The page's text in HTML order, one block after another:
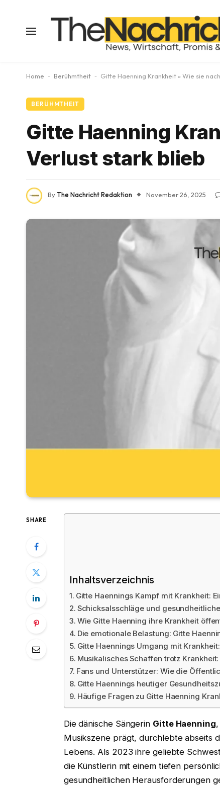
Home - Berühmtheit - Gitte Haenning Krankheit » Wie sie
BERÜHMTHEIT
Gitte Haenning
Verlust stark blieb
ByThe Nachricht Redaktion November 26, 2025
SHARE
Inhaltsverzeichnis
Gitte Haennings Kampf mit Krankheit:
Schicksalsschläge und
Wie Gitte Haenning ihre Krankheit
Die emotionale Belastung: Gitte
Gitte Haennings Umgang mit
Musikalisches Schaffen trotz
Fans und Unterstützer: Wie die
Gitte Haennings heutiger
Häufige Fragen zu Gitte Haenning
Die dänische Sängerin Gitte Haenning
Musikszene prägt, durchlebte abseits
Lebens. Als 2023 ihre geliebte
die Künstlerin mit einem tiefen
gesundheitlichen Herausforderungen